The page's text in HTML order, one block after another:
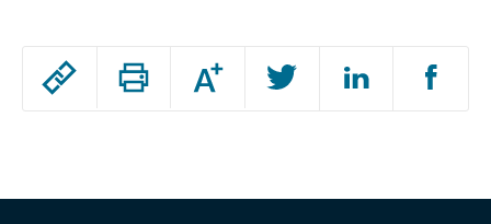
Passer
Augmenter
ou